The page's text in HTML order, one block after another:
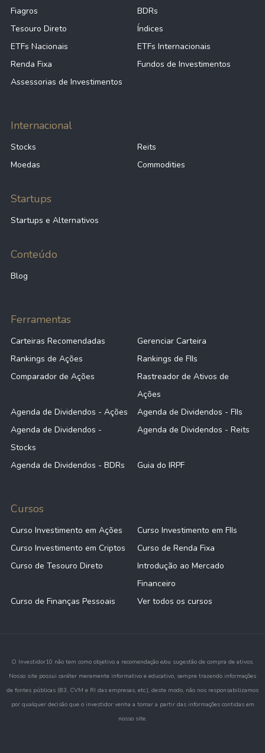
Fiagros
BDRs
Tesouro Direto
Índices
ETFs Nacionais
ETFs Internacionais
Renda Fixa
Fundos de Investimentos
Assessorias de Investimentos
Internacional
Stocks
Reits
Moedas
Commodities
Startups
Startups e Alternativos
Conteúdo
Blog
Ferramentas
Carteiras Recomendadas
Gerenciar Carteira
Rankings de Ações
Rankings de FIIs
Comparador de Ações
Rastreador de Ativos de
Ações
Agenda de Dividendos - Ações
Agenda de Dividendos - FIIs
Agenda de Dividendos -
Stocks
Agenda de Dividendos - Reits
Agenda de Dividendos - BDRs Guia do IRPF
Cursos
Curso Investimento em Ações
Curso Investimento em FIIs
Curso Investimento em Criptos
Curso de Renda Fixa
Curso de Tesouro Direto
Introdução ao Mercado
Financeiro
Curso de Finanças Pessoais
Ver todos os cursos
O Investidor10 não tem como objetivo a recomendação e/ou sugestão de compra de ativos.
Nosso site possui caráter meramente informativo e educativo, sempre trazendo informações
de fontes públicas (B3, CVM e RI das empresas, etc.), deste modo, não nos responsabilizamos
por qualquer decisão que o investidor venha a tomar a partir das informações contidas em
nosso site.